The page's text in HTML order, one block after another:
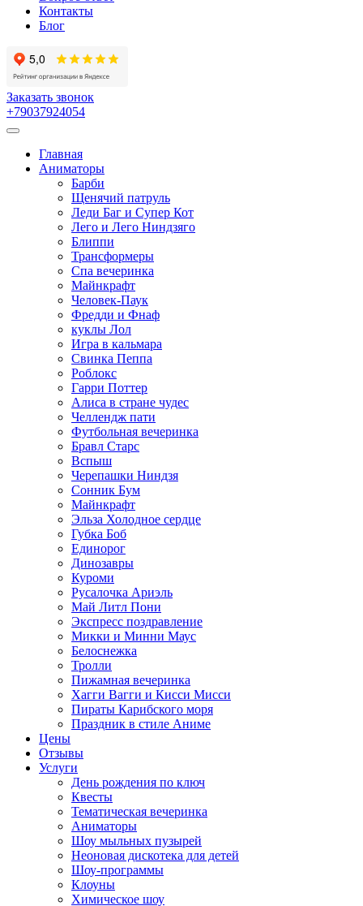
Контакты
Блог
Заказать звонок
+79037924054
Главная
Аниматоры
Барби
Щенячий патруль
Леди Баг и Супер Кот
Лего и Лего Ниндзяго
Блиппи
Трансформеры
Спа вечеринка
Майнкрафт
Человек-Паук
Фредди и Фнаф
куклы Лол
Игра в кальмара
Свинка Пеппа
Роблокс
Гарри Поттер
Алиса в стране чудес
Челлендж пати
Футбольная вечеринка
Бравл Старс
Вспыш
Черепашки Ниндзя
Сонник Бум
Майнкрафт
Эльза Холодное сердце
Губка Боб
Единорог
Динозавры
Куроми
Русалочка Ариэль
Май Литл Пони
Экспресс поздравление
Микки и Минни Маус
Белоснежка
Тролли
Пижамная вечеринка
Хагги Вагги и Кисси Мисси
Пираты Карибского моря
Праздник в стиле Аниме
Цены
Отзывы
Услуги
День рождения по ключ
Квесты
Тематическая вечеринка
Аниматоры
Шоу мыльных пузырей
Неоновая дискотека для детей
Шоу-программы
Клоуны
Химическое шоу